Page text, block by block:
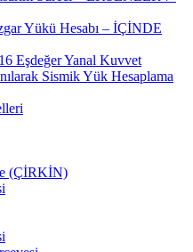
Yükü Hesabı – İÇİNDE
Eşdeğer Yanal Kuvvet
Sismik Yük Hesaplama
(ÇİRKİN)